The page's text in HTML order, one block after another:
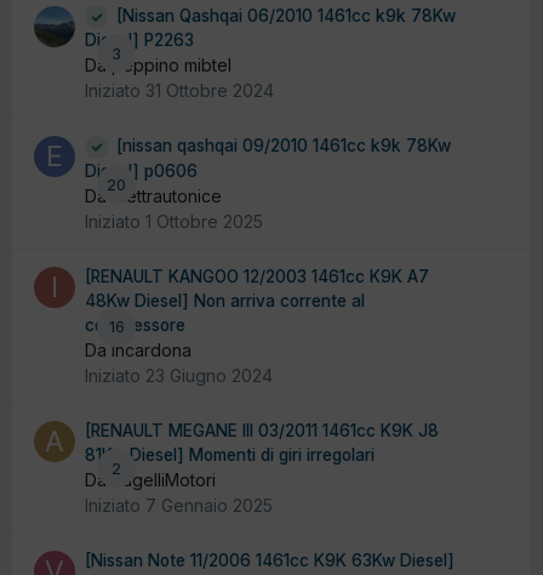
3
[Nissan Qashqai 06/2010 1461cc k9k 78Kw
Diesel] P2263
Da peppino mibtel
Iniziato 31 Ottobre 2024
20
[nissan qashqai 09/2010 1461cc k9k 78Kw
Diesel] p0606
Da elettrautonice
Iniziato 1 Ottobre 2025
16
[RENAULT KANGOO 12/2003 1461cc K9K A7
48Kw Diesel] Non arriva corrente al
compressore
Da incardona
Iniziato 23 Giugno 2024
2
[RENAULT MEGANE III 03/2011 1461cc K9K J8
81Kw Diesel] Momenti di giri irregolari
Da AugelliMotori
Iniziato 7 Gennaio 2025
[Nissan Note 11/2006 1461cc K9K 63Kw Diesel]